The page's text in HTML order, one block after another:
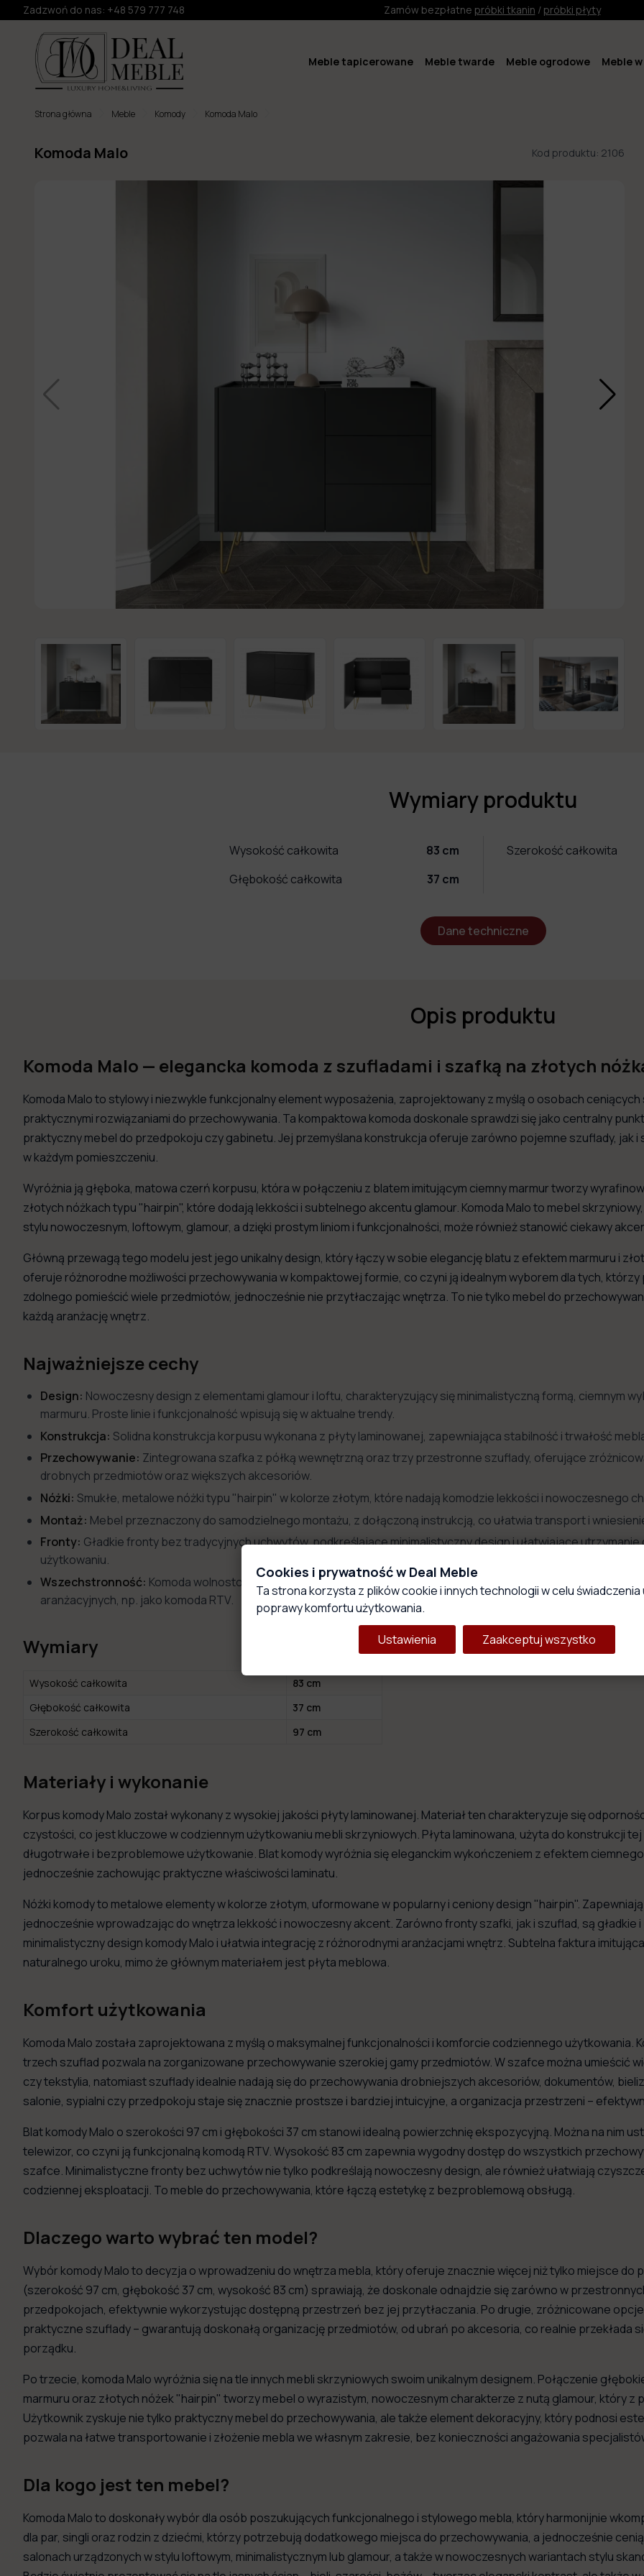
Zadzwoń do nas: +48 579 777 748 Zamów bezpłatne próbki tkanin / próbki płyty
Meble tapicerowane Meble twarde Meble ogrodowe Meble
Strona główna Meble Komody Komoda Malo
Komoda Malo Kod produktu: 2106
Wymiary produktu
Wysokość całkowita 83 cm
Głębokość całkowita
37 cm
Szerokość całkowita
Dane techniczne
Opis produktu
Komoda Malo — elegancka komoda z szufladami i szafką na złotych
Komoda Malo to stylowy i niezwykle funkcjonalny element wyposażenia, zaprojektowany z myślą o osobach
praktycznymi rozwiązaniami do przechowywania. Ta kompaktowa komoda doskonale sprawdzi się jako centralny
praktyczny mebel do przedpokoju czy gabinetu. Jej przemyślana konstrukcja oferuje zarówno pojemne szuflady, jak
w każdym pomieszczeniu.
Wyróżnia ją głęboka, matowa czerń korpusu, która w połączeniu z blatem imitującym ciemny marmur tworzy
złotych nóżkach typu "hairpin", które dodają lekkości i subtelnego akcentu glamour. Komoda Malo to mebel
stylu nowoczesnym, loftowym, glamour, a dzięki prostym liniom i funkcjonalności, może również stanowić ciekawy
Główną przewagą tego modelu jest jego unikalny design, który łączy w sobie elegancję blatu z efektem marmuru i
oferuje różnorodne możliwości przechowywania w kompaktowej formie, co czyni ją idealnym wyborem dla tych,
zdolnego pomieścić wiele przedmiotów, jednocześnie nie przytłaczając wnętrza. To nie tylko mebel do
każdą aranżację wnętrz.
Najważniejsze cechy
Design: Nowoczesny design z elementami glamour i loftu, charakteryzujący się minimalistyczną formą, ciemnym
marmuru. Proste linie i funkcjonalność wpisują się w aktualne trendy.
Konstrukcja: Solidna konstrukcja korpusu wykonana z płyty laminowanej, zapewniająca stabilność i trwałość
Przechowywanie: Zintegrowana szafka z półką wewnętrzną oraz trzy przestronne szuflady, oferujące
drobnych przedmiotów oraz większych akcesoriów.
Nóżki: Smukłe, metalowe nóżki typu "hairpin" w kolorze złotym, które nadają komodzie lekkości i nowoczesnego
Montaż: Mebel przeznaczony do samodzielnego montażu, z dołączoną instrukcją, co ułatwia transport i
Fronty: Gładkie fronty bez tradycyjnych uchwytów, podkreślające minimalistyczny design i ułatwiające
użytkowaniu.
Wszechstronność: Komoda wolnostojąca, którą można swobodnie ustawić w różnych częściach
aranżacyjnych, np. jako komoda RTV.
Wymiary
Wysokość całkowita
83 cm
Głębokość całkowita
37 cm
Szerokość całkowita
97 cm
Materiały i wykonanie
Korpus komody Malo został wykonany z wysokiej jakości płyty laminowanej. Materiał ten charakteryzuje się
czystości, co jest kluczowe w codziennym użytkowaniu mebli skrzyniowych. Płyta laminowana, użyta do konstrukcji
długotrwałe i bezproblemowe użytkowanie. Blat komody wyróżnia się eleganckim wykończeniem z efektem
jednocześnie zachowując praktyczne właściwości laminatu.
Nóżki komody to metalowe elementy w kolorze złotym, uformowane w popularny i ceniony design "hairpin".
jednocześnie wprowadzając do wnętrza lekkość i nowoczesny akcent. Zarówno fronty szafki, jak i szuflad, są
minimalistyczny design komody Malo i ułatwia integrację z różnorodnymi aranżacjami wnętrz. Subtelna faktura
naturalnego uroku, mimo że głównym materiałem jest płyta meblowa.
Komfort użytkowania
Komoda Malo została zaprojektowana z myślą o maksymalnej funkcjonalności i komforcie codziennego
trzech szuflad pozwala na zorganizowane przechowywanie szerokiej gamy przedmiotów. W szafce można umieścić
czy tekstylia, natomiast szuflady idealnie nadają się do przechowywania drobniejszych akcesoriów, dokumentów,
salonie, sypialni czy przedpokoju staje się znacznie prostsze i bardziej intuicyjne, a organizacja przestrzeni –
Blat komody Malo o szerokości 97 cm i głębokości 37 cm stanowi idealną powierzchnię ekspozycyjną. Można na nim
telewizor, co czyni ją funkcjonalną komodą RTV. Wysokość 83 cm zapewnia wygodny dostęp do wszystkich
szafce. Minimalistyczne fronty bez uchwytów nie tylko podkreślają nowoczesny design, ale również ułatwiają
codziennej eksploatacji. To meble do przechowywania, które łączą estetykę z bezproblemową obsługą.
Dlaczego warto wybrać ten model?
Wybór komody Malo to decyzja o wprowadzeniu do wnętrza mebla, który oferuje znacznie więcej niż tylko miejsce
(szerokość 97 cm, głębokość 37 cm, wysokość 83 cm) sprawiają, że doskonale odnajdzie się zarówno w
przedpokojach, efektywnie wykorzystując dostępną przestrzeń bez jej przytłaczania. Po drugie, zróżnicowane
praktyczne szuflady – gwarantują doskonałą organizację przedmiotów, od ubrań po akcesoria, co realnie przekłada
porządku.
Po trzecie, komoda Malo wyróżnia się na tle innych mebli skrzyniowych swoim unikalnym designem. Połączenie
marmuru oraz złotych nóżek "hairpin" tworzy mebel o wyrazistym, nowoczesnym charakterze z nutą glamour, który
Użytkownik zyskuje nie tylko praktyczny mebel do przechowywania, ale także element dekoracyjny, który podnosi
pozwala na łatwe transportowanie i złożenie mebla we własnym zakresie, bez konieczności angażowania
Dla kogo jest ten mebel?
Komoda Malo to doskonały wybór dla osób poszukujących funkcjonalnego i stylowego mebla, który harmonijnie
dla par, singli oraz rodzin z dziećmi, którzy potrzebują dodatkowego miejsca do przechowywania, a jednocześnie
salonach urządzonych w stylu loftowym, minimalistycznym lub glamour, a także w nowoczesnych wariantach stylu
Cookies i prywatność w Deal Meble
Ta strona korzysta z plików cookie i innych technologii w celu świadczenia
poprawy komfortu użytkowania.
Ustawienia
Zaakceptuj wszystko